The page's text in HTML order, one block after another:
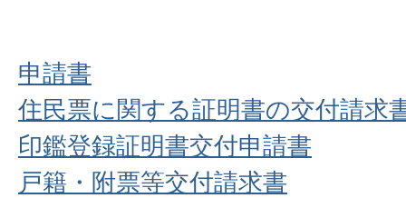
申請書
住民票に関する証明書の交付請求
印鑑登録証明書交付申請書
戸籍・附票等交付請求書